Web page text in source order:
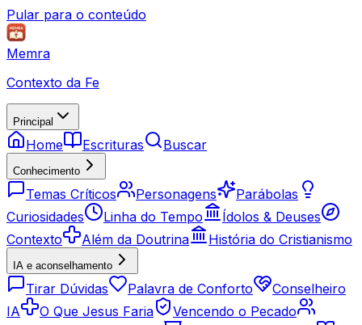
Pular para o conteúdo
Memra
Contexto da Fe
Principal
Home Escrituras Buscar
Conhecimento
Temas Críticos Personagens
Parábolas
Curiosidades
Linha do Tempo
Ídolos & Deuses
Contexto
Além da Doutrina História do Cristianismo
IA e aconselhamento
Tirar Dúvidas Palavra de Conforto
Conselheiro
IA
O Que Jesus Faria
Vencendo o Pecado